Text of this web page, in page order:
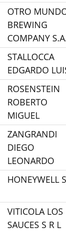
OTRO
BREWING
COMPANY
STALLOCCA
EDGARDO
ROSENSTEIN
ROBERTO
MIGUEL
ZANGRANDI
DIEGO
LEONARDO
HONEYWELL
VITICOLA LOS
SAUCES S R L